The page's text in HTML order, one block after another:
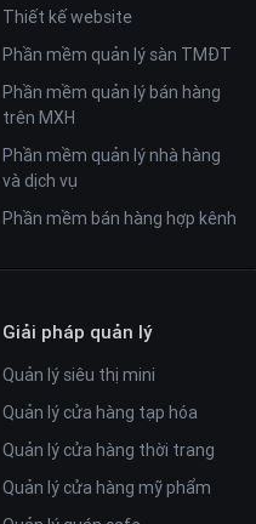
Thiết kế website
Phần mềm quản lý sàn TMĐT
Phần mềm quản lý bán hàng
trên MXH
Phần mềm quản lý nhà hàng
và dịch vụ
Phần mềm bán hàng hợp kênh
Giải pháp quản lý
Quản lý siêu thị mini
Quản lý cửa hàng tạp hóa
Quản lý cửa hàng thời trang
Quản lý cửa hàng mỹ phẩm